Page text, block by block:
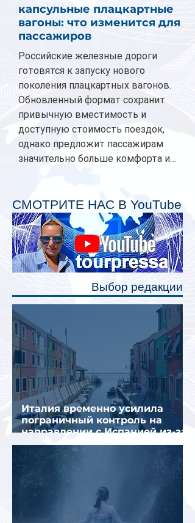
капсульные плацкартные
вагоны: что изменится для
пассажиров
Российские железные дороги
готовятся к запуску нового
поколения плацкартных вагонов.
Обновленный формат сохранит
привычную вместимость и
доступную стоимость поездок,
однако предложит пассажирам
значительно больше комфорта и
планируется начать в 2027 году.
Одним из главных нововведений
станут индивидуальные шторки у
каждого спального места. Они
позволят пассажирам закрыть свою
полку во время сна или отдыха,
СМОТРИТЕ НАС В YouTube
Выбор редакции
Италия временно усилила
пограничный контроль на
направлении с Испанией из-за
миграционного кризиса